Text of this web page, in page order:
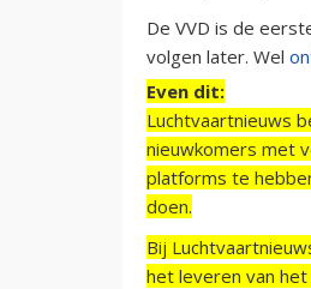
De VVD is de
volgen later. Wel
Even dit:
Luchtvaartnieuws
nieuwkomers met
platforms te
doen.
Bij
het leveren van